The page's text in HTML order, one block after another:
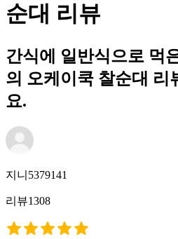
순대 리뷰
간식에 일반식으로 먹
의 오케이쿡 찰순대 리
요.
지니5379141
리뷰1308